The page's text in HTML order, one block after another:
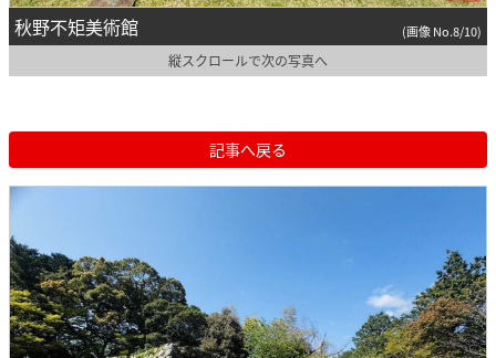
秋野不矩美術館 (画像 No.8/10)
縦スクロールで次の写真へ
記事へ戻る